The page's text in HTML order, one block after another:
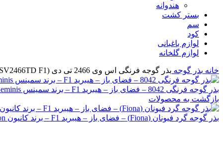
هندوانه
بستر کشت
سم
کود
لوازم باغبانی
لوازم گلخانه
خانه بذر گوجه بذر گوجه فرنگی اس وی 2466 تی دی (SV2466TD F1) – فضای باز – هیبرید F1 – برند سمینس Seminis
بذر گوجه فرنگی 8042 – فضای باز – هیبرید F1 – برند سمینس Seminis
بازگشت به محصولات
بذر گوجه گرد فیونان (Fiona) – فضای باز – هیبرید F1 – برند کانیون Canyon